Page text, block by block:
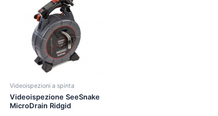
Videoispezioni a spinta
Videoispezione SeeSnake
MicroDrain Ridgid